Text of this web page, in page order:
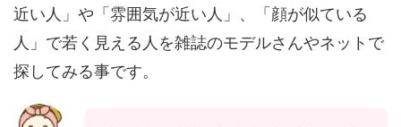
近い人」や「雰囲気が近い人」、「顔が似ている
人」で若く見える人を雑誌のモデルさんやネットで
探してみる事です。